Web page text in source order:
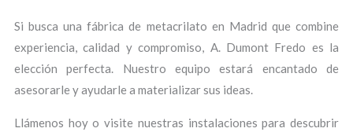
Si busca una fábrica de metacrilato en Madrid que combine
experiencia, calidad y compromiso, A. Dumont Fredo es la
elección perfecta. Nuestro equipo estará encantado de
asesorarle y ayudarle a materializar sus ideas.
Llámenos hoy o visite nuestras instalaciones para descubrir